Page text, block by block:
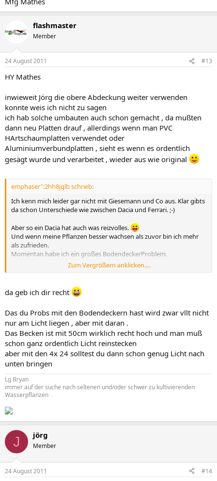
flashmaster
Member
24 August 2011 #13
HY Mathes
inwieweit Jörg die obere Abdeckung weiter verwenden
konnte weis ich nicht zu sagen
ich hab solche umbauten auch schon gemacht , da mußten
dann neu Platten drauf , allerdings wenn man PVC
HArtschaumplatten verwendet oder
Aluminiumverbundplatten , sieht es wenn es ordentlich
gesägt wurde und verarbeitet , wieder aus wie original
emphaser":2hh8jqlb schrieb:
Ich kenn mich leider gar nicht mit Giesemann und Co aus. Klar gibts
da schon Unterschiede wie zwischen Dacia und Ferrari. ;-)
Aber so ein Dacia hat auch was reizvolles.
Und wenn meine Pflanzen besser wachsen als zuvor bin ich mehr
als zufrieden.
Momentan habe ich ein großes BodendeckerProblem.
Mfg Mathes
Zum Vergrößern anklicken....
da geb ich dir recht
Das du Probs mit den Bodendeckern hast wird zwar vllt nicht
nur am Licht liegen , aber mit daran .
Das Becken ist mit 50cm wirklich recht hoch und man muß
schon ganz ordentlich Licht reinstecken
aber mit den 4x 24 solltest du dann schon genug Licht nach
unten bringen
Lg Bryan
immer auf der suche nach seltenen und/oder schwer zu kultivierenden
Wasserpflanzen
J jörg
Member
24 August 2011 #14